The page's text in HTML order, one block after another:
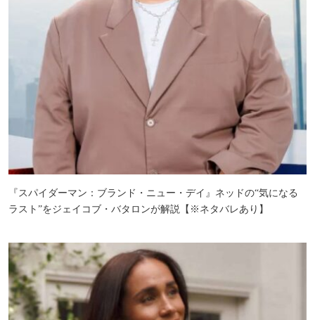
『スパイダーマン：ブランド・ニュー・デイ』ネッドの“気になる
ラスト”をジェイコブ・バタロンが解説【※ネタバレあり】